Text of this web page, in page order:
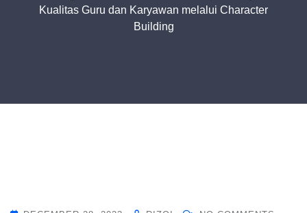
Kualitas Guru dan Karyawan melalui Character
Building